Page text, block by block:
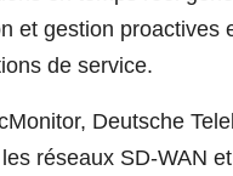
et gestion proactives
de service.
Deutsche
réseaux SD-WAN